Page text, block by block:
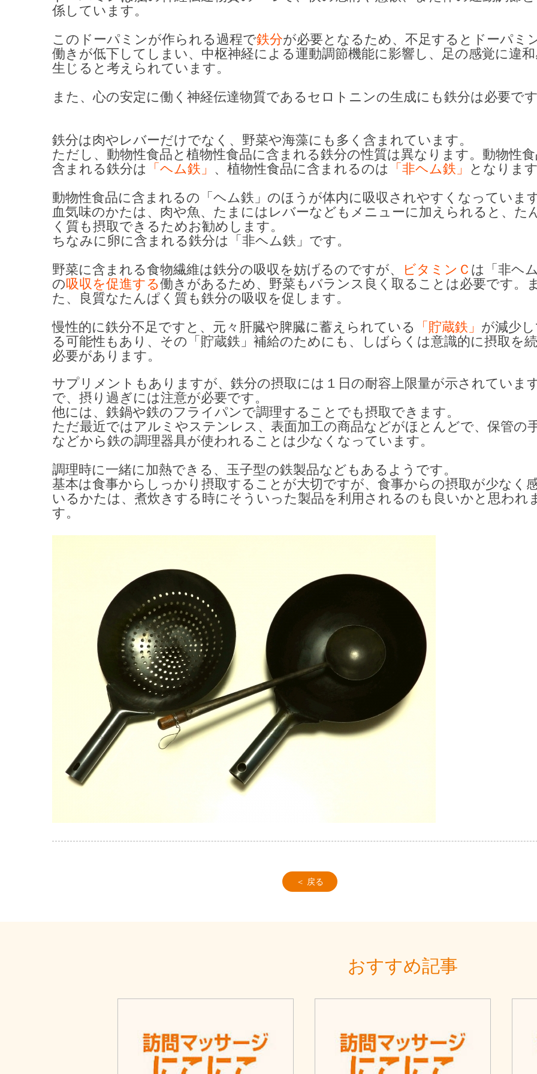
係しています。
このドーパミンが作られる過程で鉄分が必要となるため、不足するとドーパミ
働きが低下してしまい、中枢神経による運動調節機能に影響し、足の感覚に違
生じると考えられています。
また、心の安定に働く神経伝達物質であるセロトニンの生成にも鉄分は必要で
鉄分は肉やレバーだけでなく、野菜や海藻にも多く含まれています。
ただし、動物性食品と植物性食品に含まれる鉄分の性質は異なります。動物性
含まれる鉄分は
「ヘム鉄」 、植物性食品に含まれるのは 「非ヘム鉄」
となりま
動物性食品に含まれるの「ヘム鉄」のほうが体内に吸収されやすくなっていま
血気味のかたは、肉や魚、たまにはレバーなどもメニューに加えられると、た
く質も摂取できるためお勧めします。
ちなみに卵に含まれる鉄分は「非ヘム鉄」です。
野菜に含まれる食物繊維は鉄分の吸収を妨げるのですが、
ビタミンＣ は「非ヘ
の吸収を促進する働きがあるため、野菜もバランス良く取ることは必要です。
た、良質なたんぱく質も鉄分の吸収を促します。
慢性的に鉄分不足ですと、元々肝臓や脾臓に蓄えられている
「貯蔵鉄」 が減少
る可能性もあり、その「貯蔵鉄」補給のためにも、しばらくは意識的に摂取を
必要があります。
サプリメントもありますが、鉄分の摂取には１日の耐容上限量が示されていま
で、摂り過ぎには注意が必要です。
他には、鉄鍋や鉄のフライパンで調理することでも摂取できます。
ただ最近ではアルミやステンレス、表面加工の商品などがほとんどで、保管の
などから鉄の調理器具が使われることは少なくなっています。
調理時に一緒に加熱できる、 玉子型の鉄製品などもあるようです。
基本は食事からしっかり摂取することが大切ですが、食事からの摂取が少なく
いるかたは、煮炊きする時にそういった製品を利用されるのも良いかと思われ
す。
＜ 戻る
おすすめ記事